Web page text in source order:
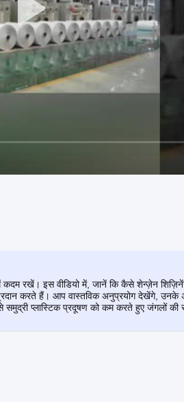
कदम रखें। इस वीडियो में, जानें कि कैसे शेन्ज़ेन
करते हैं। आप वास्तविक अनुप्रयोग देखेंगे, उनके
प्लास्टिक प्रदूषण को कम करते हुए जंगलों की